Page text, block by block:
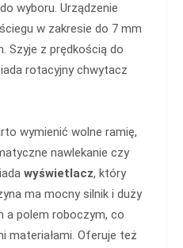
do wyboru. Urządzenie
w zakresie do 7 mm
Szyje z prędkością do
rotacyjny chwytacz
wymienić wolne ramię,
nawlekanie czy
wyświetlacz, który
ma mocny silnik i duży
a polem roboczym, co
materiałami. Oferuje też